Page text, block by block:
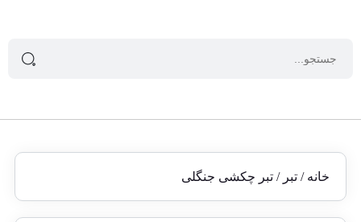
خانه / تبر / تبر چکشی جنگلی